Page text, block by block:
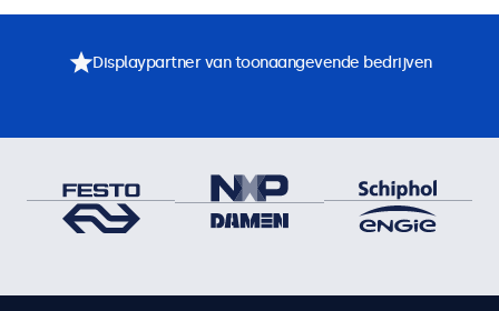
Displaypartner van toonaangevende bedrijven